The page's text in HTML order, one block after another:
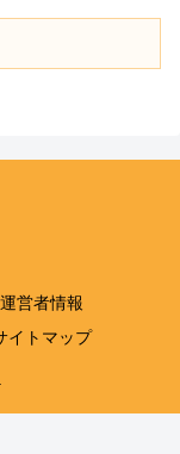
運営者情報
イトマップ